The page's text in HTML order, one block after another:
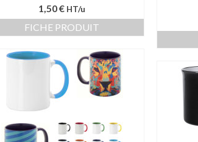
1,50 € HT/u
FICHE PRODUIT